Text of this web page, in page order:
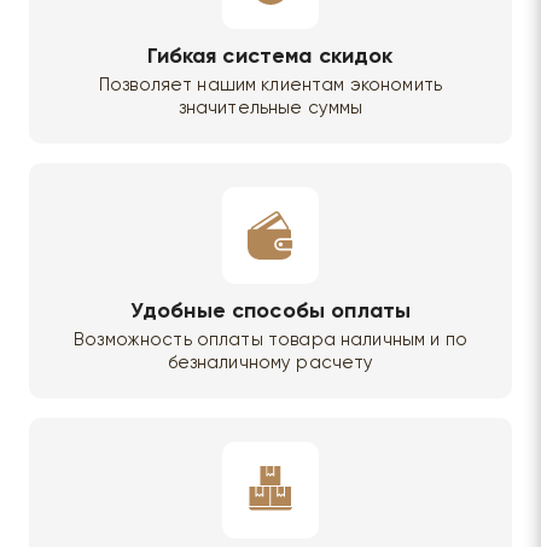
Гибкая система скидок
Позволяет нашим клиентам экономить
значительные суммы
Удобные способы оплаты
Возможность оплаты товара наличным и по
безналичному расчету